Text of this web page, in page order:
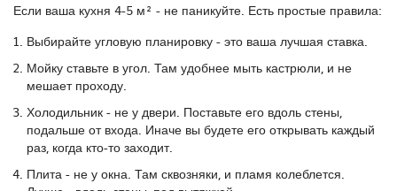
Если ваша кухня 4-5 м² - не паникуйте. Есть простые правила:
Выбирайте угловую планировку - это ваша лучшая ставка.
Мойку ставьте в угол. Там удобнее мыть кастрюли, и не
мешает проходу.
Холодильник - не у двери. Поставьте его вдоль стены,
подальше от входа. Иначе вы будете его открывать каждый
раз, когда кто-то заходит.
Плита - не у окна. Там сквозняки, и пламя колеблется.